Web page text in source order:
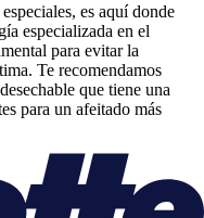
es aquí donde
especializada en el
para evitar la
Te recomendamos
que tiene una
para un afeitado más